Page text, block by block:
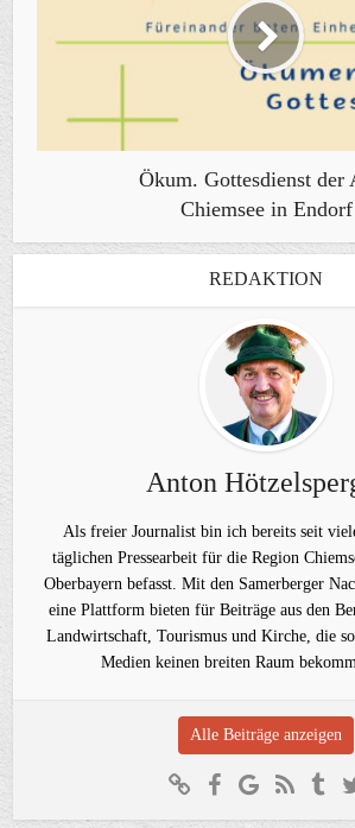
Ökum. Gottesdienst der
Chiemsee in Endorf
REDAKTION
Anton
Als freier Journalist bin ich bereits seit
täglichen Pressearbeit für die Region
Oberbayern befasst. Mit den Samerberger
eine Plattform bieten für Beiträge aus den
Landwirtschaft, Tourismus und Kirche, die
Medien keinen breiten Raum
Alle Beiträge anzeigen